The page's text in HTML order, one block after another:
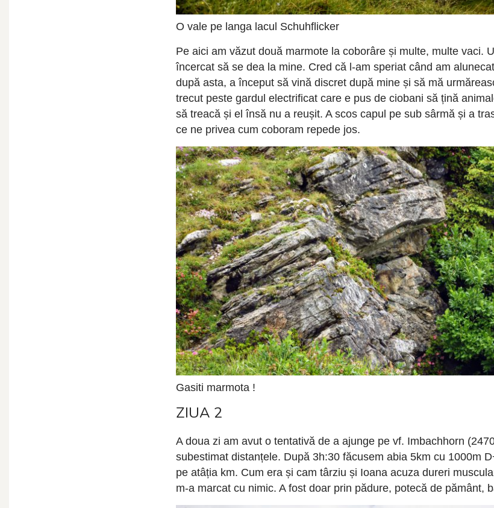
O vale pe langa lacul Schuhflicker
Pe aici am văzut două marmote la coborâre și multe, multe vaci.
încercat să se dea la mine. Cred că l-am speriat când am
după asta, a început să vină discret după mine și să mă
trecut peste gardul electrificat care e pus de ciobani să țină
să treacă și el însă nu a reușit. A scos capul pe sub sârmă și a
ce ne privea cum coboram repede jos.
Gasiti marmota !
ZIUA 2
A doua zi am avut o tentativă de a ajunge pe vf. Imbachhorn
subestimat distanțele. După 3h:30 făcusem abia 5km cu 1000m
pe atâția km. Cum era și cam târziu și Ioana acuza dureri
m-a marcat cu nimic. A fost doar prin pădure, potecă de pământ,